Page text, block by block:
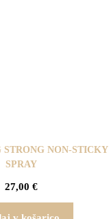
NON-STICKY
SPRAY
27,00 €